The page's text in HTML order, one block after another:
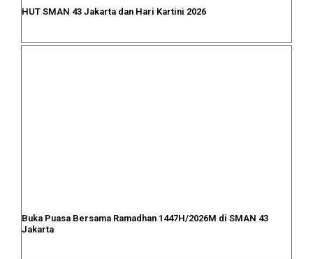
HUT SMAN 43 Jakarta dan Hari Kartini 2026
Buka Puasa Bersama Ramadhan 1447H/2026M di SMAN 43
Jakarta